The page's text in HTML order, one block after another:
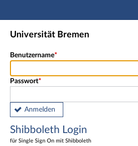
Hauptnavigation
Shibboleth Login
Universität Bremen
Benutzername
Passwort
Anmelden
Shibboleth Login
für Single Sign On mit Shibboleth